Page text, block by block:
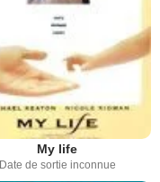
My life
Date de sortie inconnue